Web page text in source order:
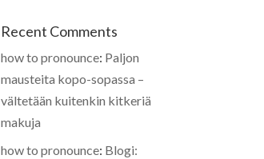
Recent Comments
how to pronounce: Paljon
mausteita kopo-sopassa –
vältetään kuitenkin kitkeriä
makuja
how to pronounce: Blogi: